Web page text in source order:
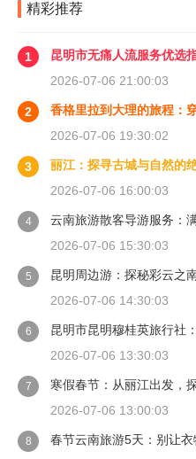
精彩推荐
1
昆明市无痛人流服务优选
2026-07-06 21:00:03
2
香格里拉到大理的旅程：
2026-07-06 19:30:02
3
丽江：探寻古城与自然的
2026-07-06 16:00:03
4
云南旅游散客导游服务：
2026-07-06 15:30:03
5
昆明周边游：探秘彩云之
2026-07-06 14:30:03
6
昆明市昆明穆桂英旅行社
2026-07-06 13:30:03
7
寒假春节：从丽江出发，
2026-07-06 13:00:03
8
春节云南旅游5天：别让